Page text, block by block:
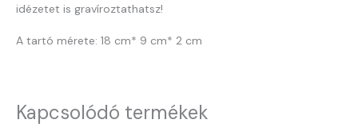
idézetet is gravíroztathatsz!
A tartó mérete: 18 cm* 9 cm* 2 cm
Kapcsolódó termékek